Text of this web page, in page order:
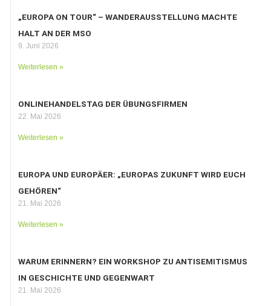
„EUROPA ON TOUR“ – WANDERAUSSTELLUNG MACHTE
HALT AN DER MSO
9. Juni 2026
Weiterlesen »
ONLINEHANDELSTAG DER ÜBUNGSFIRMEN
22. Mai 2026
Weiterlesen »
EUROPA UND EUROPÄER: „EUROPAS ZUKUNFT WIRD EUCH
GEHÖREN“
21. Mai 2026
Weiterlesen »
WARUM ERINNERN? EIN WORKSHOP ZU ANTISEMITISMUS
IN GESCHICHTE UND GEGENWART
21. Mai 2026